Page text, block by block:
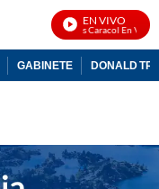
EN VIVO
Noticias Caracol En Vivo
GABINETE DONALD